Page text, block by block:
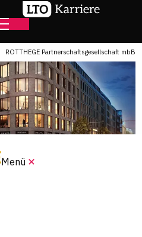
ROTTHEGE Partnerschaftsgesellschaft mbB
Menü